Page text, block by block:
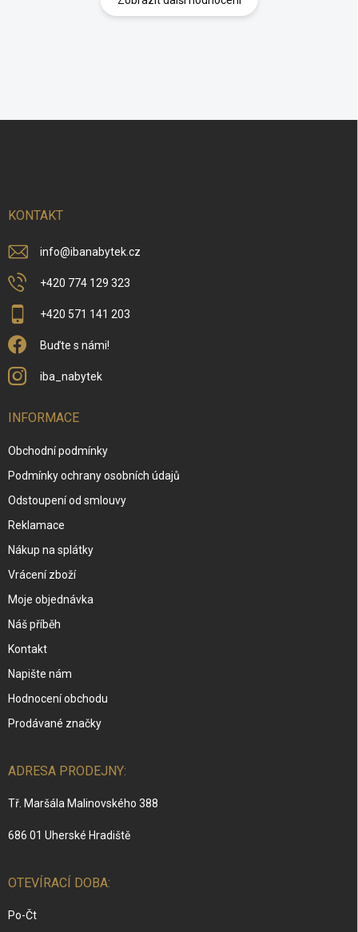
KONTAKT
info@ibanabytek.cz
+420 774 129 323
+420 571 141 203
Buďte s námi!
iba_nabytek
INFORMACE
Obchodní podmínky
Podmínky ochrany osobních údajů
Odstoupení od smlouvy
Reklamace
Nákup na splátky
Vrácení zboží
Moje objednávka
Náš příběh
Kontakt
Napište nám
Hodnocení obchodu
Prodávané značky
ADRESA PRODEJNY:
Tř. Maršála Malinovského 388
686 01 Uherské Hradiště
OTEVÍRACÍ DOBA:
Po-Čt